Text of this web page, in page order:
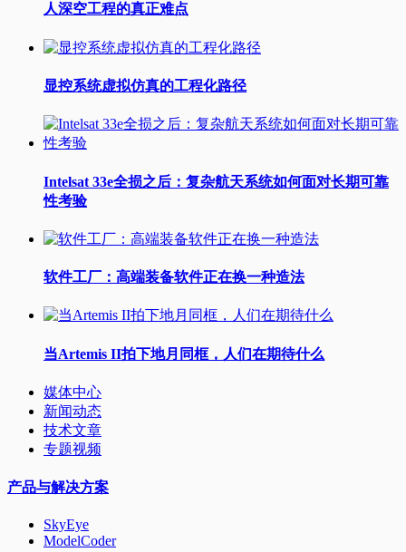
人深空工程的真正难点
显控系统虚拟仿真的工程化路径
Intelsat 33e全损之后：复杂航天系统如何面对长期可靠
性考验
软件工厂：高端装备软件正在换一种造法
当Artemis II拍下地月同框，人们在期待什么
媒体中心
新闻动态
技术文章
专题视频
产品与解决方案
SkyEye
ModelCoder